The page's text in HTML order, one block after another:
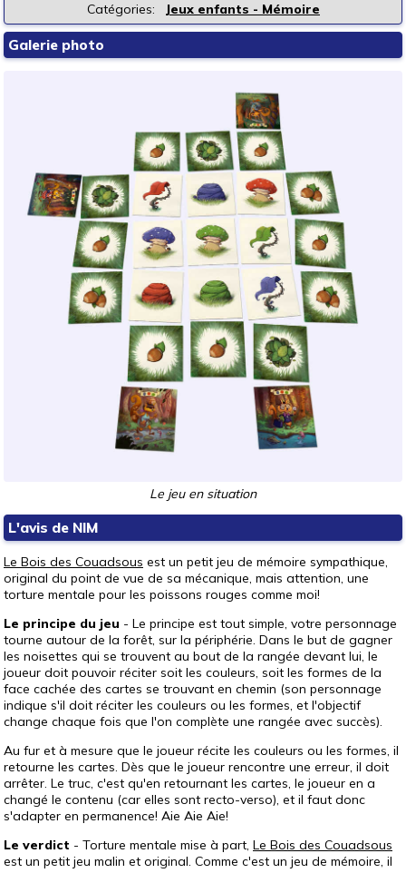
Catégories: Jeux enfants - Mémoire
Galerie photo
Le jeu en situation
L'avis de NIM
Le Bois des Couadsous est un petit jeu de mémoire sympathique,
original du point de vue de sa mécanique, mais attention, une
torture mentale pour les poissons rouges comme moi!
Le principe du jeu - Le principe est tout simple, votre personnage
tourne autour de la forêt, sur la périphérie. Dans le but de gagner
les noisettes qui se trouvent au bout de la rangée devant lui, le
joueur doit pouvoir réciter soit les couleurs, soit les formes de la
face cachée des cartes se trouvant en chemin (son personnage
indique s'il doit réciter les couleurs ou les formes, et l'objectif
change chaque fois que l'on complète une rangée avec succès).
Au fur et à mesure que le joueur récite les couleurs ou les formes, il
retourne les cartes. Dès que le joueur rencontre une erreur, il doit
arrêter. Le truc, c'est qu'en retournant les cartes, le joueur en a
changé le contenu (car elles sont recto-verso), et il faut donc
s'adapter en permanence! Aie Aie Aie!
Le verdict - Torture mentale mise à part, Le Bois des Couadsous
est un petit jeu malin et original. Comme c'est un jeu de mémoire, il